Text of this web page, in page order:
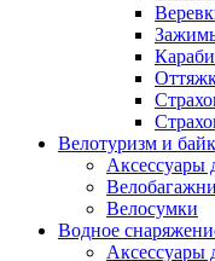
Велотуризм и
Аксессуары
Велосумки
Водное
Аксессуары